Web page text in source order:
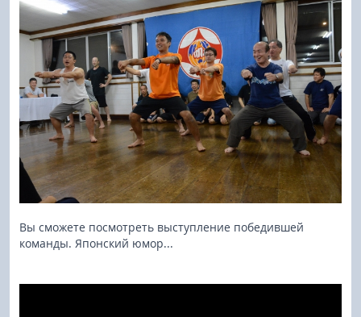
Вы сможете посмотреть выступление победившей
команды. Японский юмор...